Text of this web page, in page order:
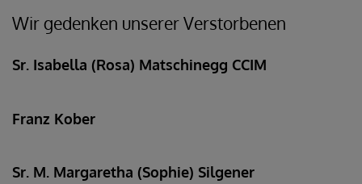
Wir gedenken unserer Verstorbenen
Sr. Isabella (Rosa) Matschinegg CCIM
Franz Kober
Sr. M. Margaretha (Sophie) Silgener